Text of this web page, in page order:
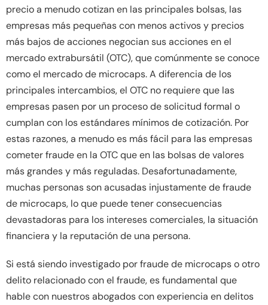
precio a menudo cotizan en las principales bolsas, las
empresas más pequeñas con menos activos y precios
más bajos de acciones negocian sus acciones en el
mercado extrabursátil (OTC), que comúnmente se conoce
como el mercado de microcaps. A diferencia de los
principales intercambios, el OTC no requiere que las
empresas pasen por un proceso de solicitud formal o
cumplan con los estándares mínimos de cotización. Por
estas razones, a menudo es más fácil para las empresas
cometer fraude en la OTC que en las bolsas de valores
más grandes y más reguladas. Desafortunadamente,
muchas personas son acusadas injustamente de fraude
de microcaps, lo que puede tener consecuencias
devastadoras para los intereses comerciales, la situación
financiera y la reputación de una persona.
Si está siendo investigado por fraude de microcaps o otro
delito relacionado con el fraude, es fundamental que
hable con nuestros abogados con experiencia en delitos